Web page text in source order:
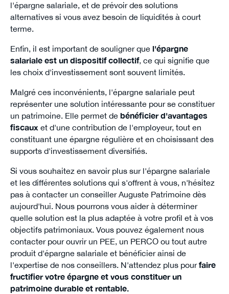
l'épargne salariale, et de prévoir des solutions
alternatives si vous avez besoin de liquidités à court
terme.
Enfin, il est important de souligner quel'épargne
salariale est un dispositif collectif, ce qui signifie que
les choix d'investissement sont souvent limités.
Malgré ces inconvénients, l'épargne salariale peut
représenter une solution intéressante pour se constituer
un patrimoine. Elle permet de bénéficier d'avantages
fiscaux et d'une contribution de l'employeur, tout en
constituant une épargne régulière et en choisissant des
supports d'investissement diversifiés.
Si vous souhaitez en savoir plus sur l'épargne salariale
et les différentes solutions qui s'offrent à vous, n'hésitez
pas à contacter un conseiller Auguste Patrimoine dès
aujourd'hui. Nous pourrons vous aider à déterminer
quelle solution est la plus adaptée à votre profil et à vos
objectifs patrimoniaux. Vous pouvez également nous
contacter pour ouvrir un PEE, un PERCO ou tout autre
produit d'épargne salariale et bénéficier ainsi de
l'expertise de nos conseillers. N'attendez plus pourfaire
fructifier votre épargne et vous constituer un
patrimoine durable et rentable.